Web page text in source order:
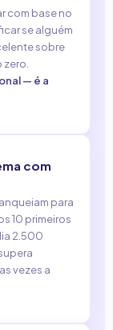
com base no
se alguém
sobre
— é a
com
para
10 primeiros
2.500
vezes a